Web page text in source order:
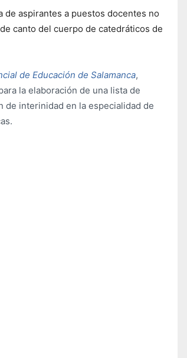
aspirantes a puestos docentes no
canto del cuerpo de catedráticos de
de Educación de Salamanca,
la elaboración de una lista de
interinidad en la especialidad de